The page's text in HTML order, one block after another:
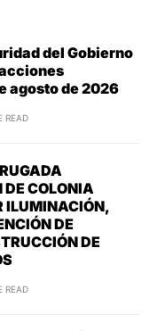
del Gobierno
agosto de 2026
READ
COLONIA
ILUMINACIÓN,
DE
DE
READ